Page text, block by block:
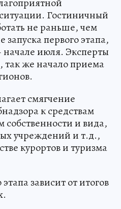
Гостиничный
не раньше, чем
запуска первого этапа,
начале июля. Эксперты
так же начало приема
смягчение
к средствам
и вида,
учреждений и т.д.,
курортов и туризма
зависит от итогов